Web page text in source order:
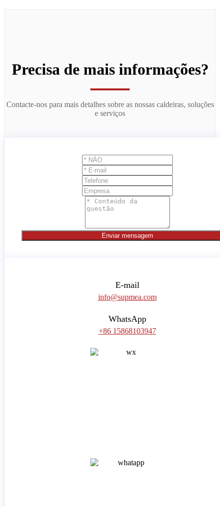
Precisa de mais informações?
Contacte-nos para mais detalhes sobre as nossas caldeiras, soluções
e serviços
Enviar mensagem
E-mail
info@supmea.com
WhatsApp
+86 15868103947